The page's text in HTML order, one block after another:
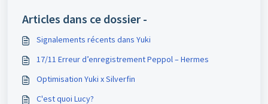
Articles dans ce dossier -
Signalements récents dans Yuki
17/11 Erreur d’enregistrement Peppol – Hermes
Optimisation Yuki x Silverfin
C'est quoi Lucy?